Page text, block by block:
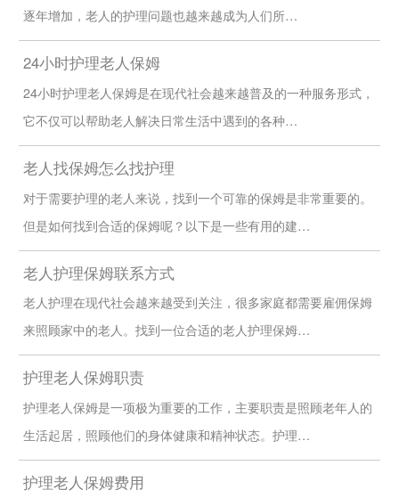
逐年增加，老人的护理问题也越来越成为人们所…
24小时护理老人保姆
24小时护理老人保姆是在现代社会越来越普及的一种服务形式，
它不仅可以帮助老人解决日常生活中遇到的各种…
老人找保姆怎么找护理
对于需要护理的老人来说，找到一个可靠的保姆是非常重要的。
但是如何找到合适的保姆呢？以下是一些有用的建…
老人护理保姆联系方式
老人护理在现代社会越来越受到关注，很多家庭都需要雇佣保姆
来照顾家中的老人。找到一位合适的老人护理保姆…
护理老人保姆职责
护理老人保姆是一项极为重要的工作，主要职责是照顾老年人的
生活起居，照顾他们的身体健康和精神状态。护理…
护理老人保姆费用